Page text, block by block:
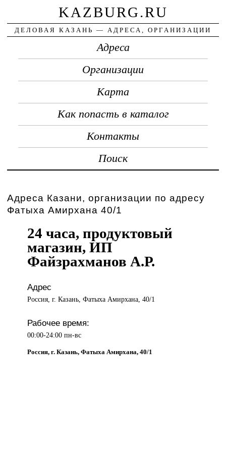
KAZBURG.RU
ДЕЛОВАЯ КАЗАНЬ — АДРЕСА, ОРГАНИЗАЦИИ
Адреса
Организации
Карта
Как попасть в каталог
Контакты
Поиск
Адреса Казани, организации по адресу
Фатыха Амирхана 40/1
24 часа, продуктовый
магазин, ИП
Файзрахманов А.Р.
Адрес
Россия, г. Казань, Фатыха Амирхана, 40/1
Рабочее время:
00:00-24:00 пн-вс
Россия, г. Казань, Фатыха Амирхана, 40/1